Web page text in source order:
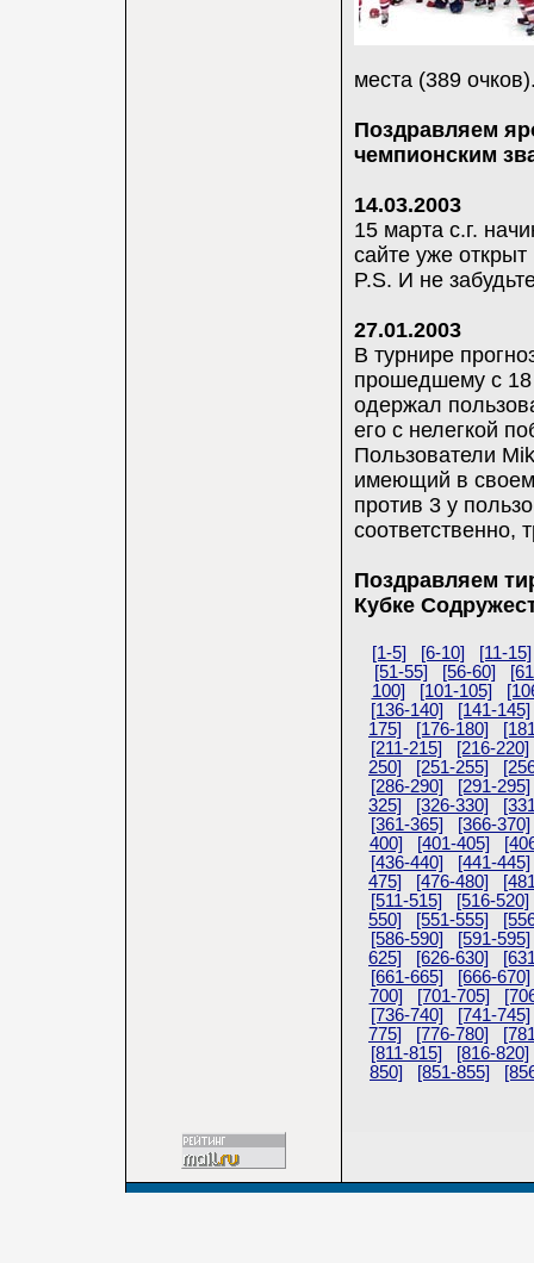
места (389
Поздравляем
чемпионским
14.03.2003
15 марта с.г.
сайте уже
P.S. И не
27.01.2003
В турнире
прошедшему с 18
одержал
его с нелегкой
Пользователи
имеющий в своем
против 3 у
соответственно,
Поздравляем
Кубке
[1-5] [6-10]
[11-15]
[51-55]
[56-60]
100]
[101-105]
[136-140]
[141-145]
175]
[176-180]
[211-215]
[216-220]
250]
[251-255]
[286-290]
[291-295]
325]
[326-330]
[361-365]
[366-370]
400]
[401-405]
[436-440]
[441-445]
475]
[476-480]
[511-515]
[516-520]
550]
[551-555]
[586-590]
[591-595]
625]
[626-630]
[661-665]
[666-670]
700]
[701-705]
[736-740]
[741-745]
775]
[776-780]
[811-815]
[816-820]
850]
[851-855]